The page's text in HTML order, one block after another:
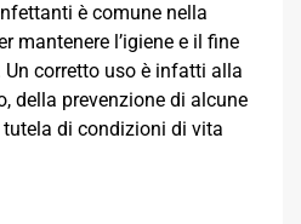
è comune nella
mantenere l’igiene e il fine
Un corretto uso è infatti alla
della prevenzione di alcune
di condizioni di vita